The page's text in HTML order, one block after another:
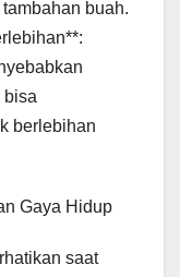
buah.
bisa
berlebihan
Gaya Hidup
saat